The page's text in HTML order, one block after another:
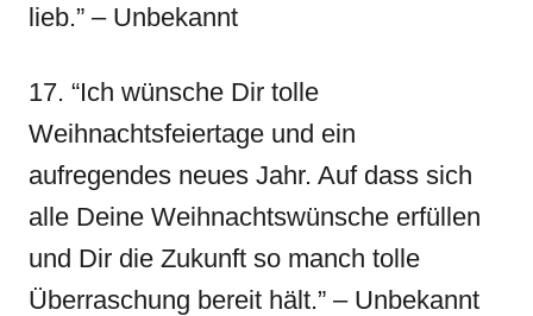
lieb.” – Unbekannt
17. “Ich wünsche Dir tolle
Weihnachtsfeiertage und ein
aufregendes neues Jahr. Auf dass sich
alle Deine Weihnachtswünsche erfüllen
und Dir die Zukunft so manch tolle
Überraschung bereit hält.” – Unbekannt